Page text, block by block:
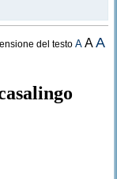
del testoA AA